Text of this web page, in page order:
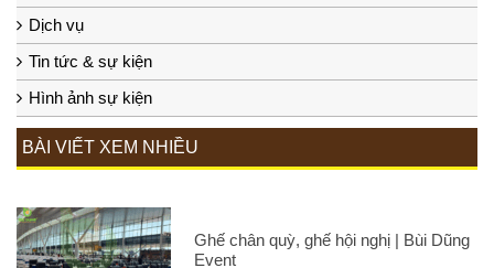
Dịch vụ
Tin tức & sự kiện
Hình ảnh sự kiện
BÀI VIẾT XEM NHIỀU
Ghế chân quỳ, ghế hội nghị | Bùi Dũng
Event